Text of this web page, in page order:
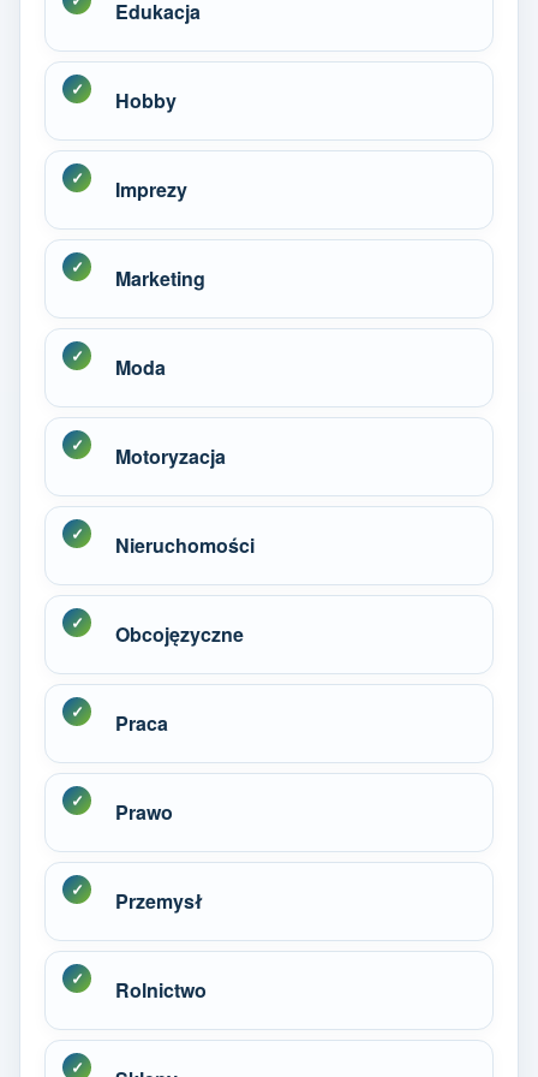
Edukacja
Hobby
Imprezy
Marketing
Moda
Motoryzacja
Nieruchomości
Obcojęzyczne
Praca
Prawo
Przemysł
Rolnictwo